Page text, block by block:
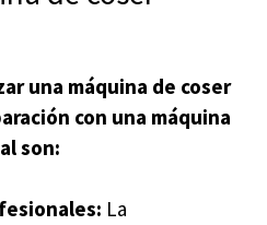
una máquina de coser
con una máquina
son:
La